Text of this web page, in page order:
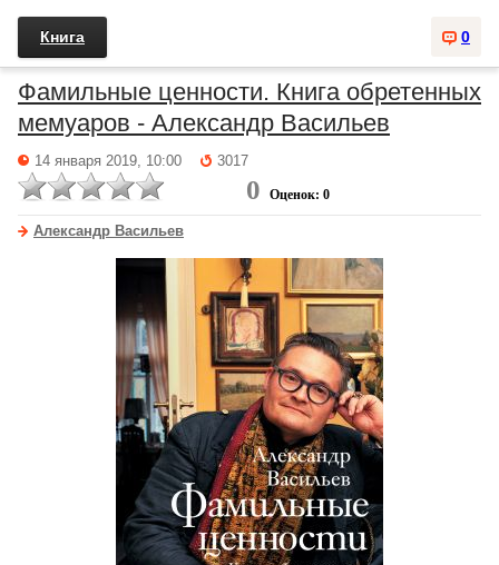
0
Книга
Фамильные ценности. Книга обретенных
мемуаров - Александр Васильев
14 января 2019, 10:00 3017
0 Оценок: 0
Александр Васильев